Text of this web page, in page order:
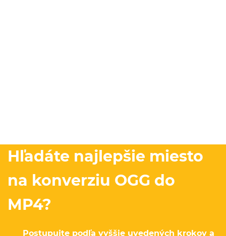
Hľadáte najlepšie miesto
na konverziu OGG do
MP4?
Postupujte podľa vyššie uvedených krokov a